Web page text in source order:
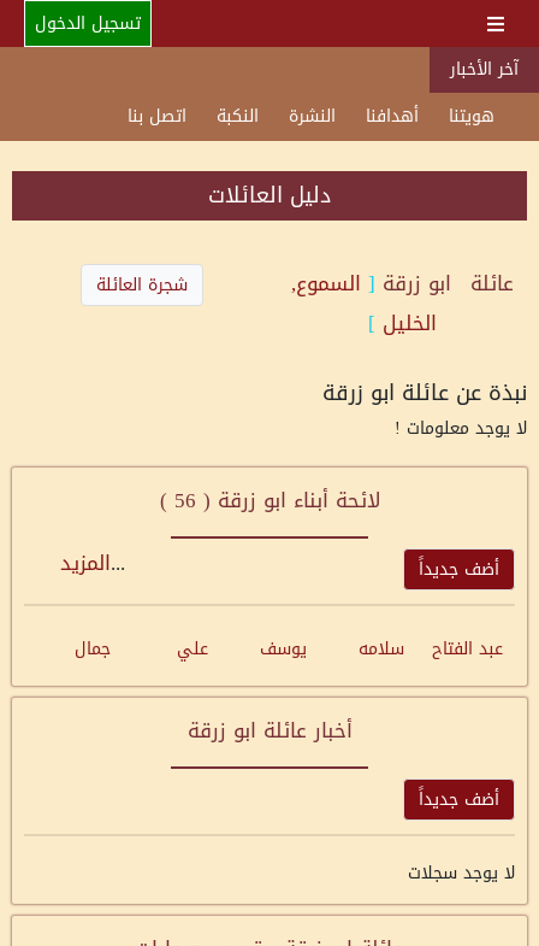
تسجيل الدخول
آخر الأخبار
هويتنا
أهدافنا النشرة النكبة اتصل بنا
دليل العائلات
عائلة ابو زرقة [ السموع,
الخليل ]
شجرة العائلة
نبذة عن عائلة ابو زرقة
لا يوجد معلومات !
لائحة أبناء ابو زرقة ( 56
)
أضف جديداً ...المزيد
عبد الفتاح سلامه يوسف علي جمال
أخبار عائلة ابو زرقة
أضف جديداً
لا يوجد سجلات